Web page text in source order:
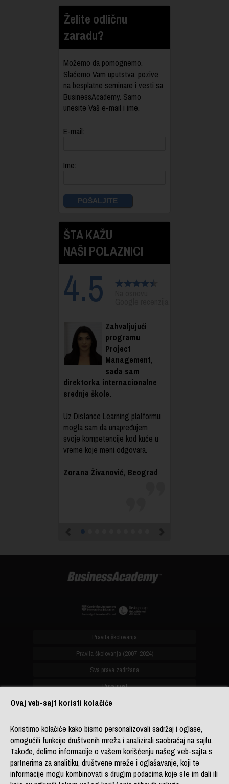
Želite odličnu
zaradu?
Možemo da pomognemo.
Slaćemo Vam uputstva, pozive
na besplatne seminare i vesti sa
BusinessAcademy. Samo
unesite Vaš e-mail i ime.
E-mail:
Ime:
ŠTA KAŽU
NAŠI POLAZNICI
4.5
Zahvaljujući
programu
Project
Management,
sada sam
direktorka internacionalne
srednje škole.
Uz Distance Learning platformu
mogla sam da unapređujem
svoje kompetencije kod kuće u
vreme koje meni odgovara.
Zorana Živanović, Beograd
Pravila školovanja
Pravila školovanja (2007-2024)
Sva prava zadržana
Privatnost
+381 (0)11 4182 114
+381 (0)11 4182 176
+387 (0)33 902 961
Ovaj veb-sajt koristi kolačiće
Koristimo kolačiće kako bismo personalizovali sadržaj i oglase,
omogućili funkcije društvenih mreža i analizirali saobraćaj na sajtu.
Takođe, delimo informacije o vašem korišćenju našeg veb-sajta s
partnerima za analitiku, društvene mreže i oglašavanje, koji te
informacije mogu kombinovati s drugim podacima koje ste im dali ili